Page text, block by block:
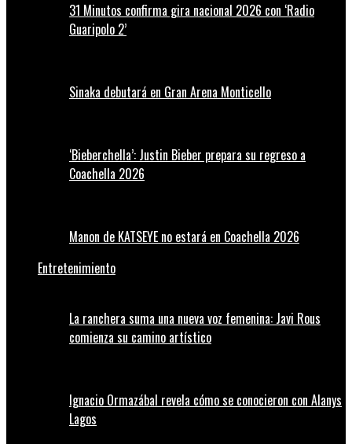
31 Minutos confirma gira nacional 2026 con ‘Radio
Guaripolo 2’
Sinaka debutará en Gran Arena Monticello
‘Bieberchella’: Justin Bieber prepara su regreso a
Coachella 2026
Manon de KATSEYE no estará en Coachella 2026
Entretenimiento
La ranchera suma una nueva voz femenina: Javi Rous
comienza su camino artístico
Ignacio Ormazábal revela cómo se conocieron con Alanys
Lagos